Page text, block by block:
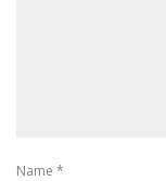
Name *